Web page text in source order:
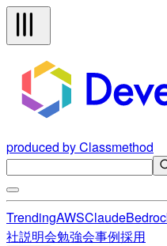
produced by Classmethod
TrendingAWSClaude
社説明会勉強会事例採用